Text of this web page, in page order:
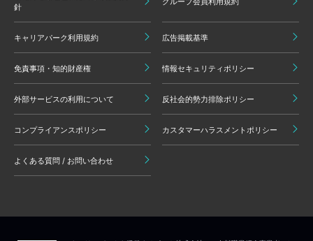
針
キャリアパーク利用規約 広告掲載基準
免責事項・知的財産権 情報セキュリティポリシー
外部サービスの利用について 反社会的勢力排除ポリシー
コンプライアンスポリシー カスタマーハラスメントポリシー
よくある質問 / お問い合わせ